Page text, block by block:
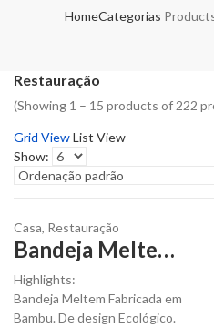
HomeCategorias
Restauração
(Showing 1 – 15 products of 222
Grid ViewList View
Show:
Casa, Restauração
Bandeja Meltem Fabricada em Bambu para personalizar
Highlights:
Bandeja Meltem Fabricada em
Bambu. De design Ecológico.